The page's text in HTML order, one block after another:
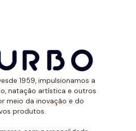
desgaste.
de calção para
usar o calção para praticar
natação. Como se encaixa
1959, impulsionamos a
natação artística e outros
meio da inovação e do
produtos.